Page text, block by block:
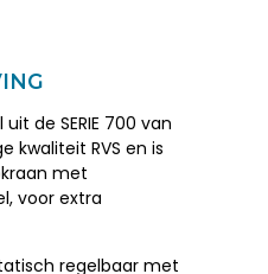
de SERIE 700 van
kwaliteit RVS en is
met
voor extra
regelbaar met